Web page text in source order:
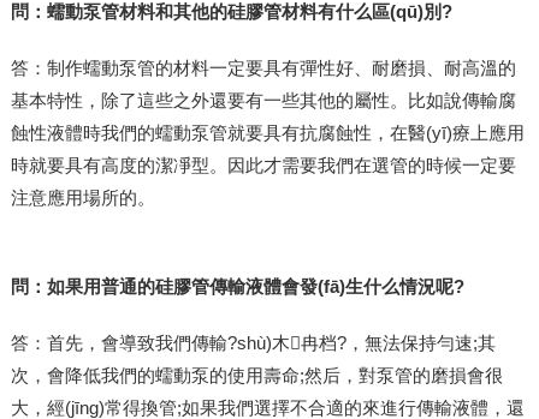
問：蠕動泵管材料和其他的硅膠管材料有什么區(qū)別?
答：制作蠕動泵管的材料一定要具有彈性好、耐磨損、耐高溫的
基本特性，除了這些之外還要有一些其他的屬性。比如說傳輸腐
蝕性液體時我們的蠕動泵管就要具有抗腐蝕性，在醫(yī)療上應用
時就要具有高度的潔凈型。因此才需要我們在選管的時候一定要
注意應用場所的。
問：如果用普通的硅膠管傳輸液體會發(fā)生什么情況呢?
答：首先，會導致我們傳輸?shù)木冉档?，無法保持勻速;其
次，會降低我們的蠕動泵的使用壽命;然后，對泵管的磨損會很
大，經(jīng)常得換管;如果我們選擇不合適的來進行傳輸液體，還